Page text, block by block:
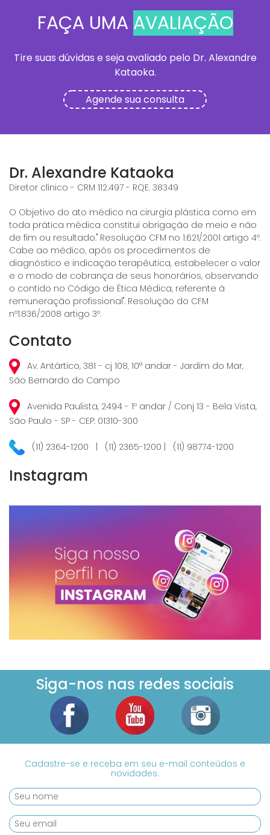
FAÇA UMA AVALIAÇÃO
Tire suas dúvidas e seja avaliado pelo Dr. Alexandre
Kataoka.
Agende sua consulta
Dr. Alexandre Kataoka
Diretor clínico - CRM 112.497 - RQE. 38349
O Objetivo do ato médico na cirurgia plástica como em
toda prática médica constitui obrigação de meio e não
de fim ou resultado." Resolução CFM no 1.621/2001 artigo 4º.
Cabe ao médico, após os procedimentos de
diagnóstico e indicação terapêutica, estabelecer o valor
e o modo de cobrança de seus honorários, observando
o contido no Código de Ética Médica, referente à
remuneração profissional". Resolução do CFM
nº1.836/2008 artigo 3º.
Contato
Av. Antártico, 381 - cj 108, 10° andar - Jardim do Mar,
São Bernardo do Campo
Avenida Paulista, 2494 - 1º andar / Conj 13 - Bela Vista,
São Paulo - SP - CEP: 01310-300
(11) 2364-1200 | (11) 2365-1200 | (11) 98774-1200
Instagram
Siga-nos nas redes sociais
Cadastre-se e receba em seu e-mail conteúdos e
novidades.